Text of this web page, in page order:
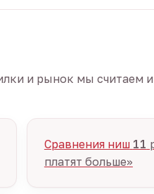
и рынок мы считаем и
Сравнения ниш 11
платят больше»